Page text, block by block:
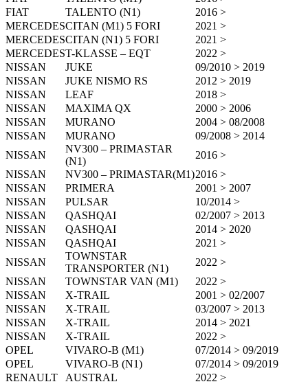
FIAT
TALENTO (N1)
2016 >
MERCEDESCITAN (M1) 5 FORI
2021 >
MERCEDESCITAN (N1) 5 FORI
2021 >
MERCEDEST-KLASSE – EQT
2022 >
NISSAN
JUKE
09/2010 > 2019
NISSAN
JUKE NISMO RS
2012 > 2019
NISSAN
LEAF
2018 >
NISSAN
MAXIMA QX
2000 > 2006
NISSAN
MURANO
2004 > 08/2008
NISSAN
MURANO
09/2008 > 2014
NISSAN
NV300 – PRIMASTAR
(N1)
2016 >
NISSAN
NV300 – PRIMASTAR(M1)2016 >
NISSAN
PRIMERA
2001 > 2007
NISSAN
PULSAR
10/2014 >
NISSAN
QASHQAI
02/2007 > 2013
NISSAN
QASHQAI
2014 > 2020
NISSAN
QASHQAI
2021 >
NISSAN
TOWNSTAR
TRANSPORTER (N1)
2022 >
NISSAN
TOWNSTAR VAN (M1)
2022 >
NISSAN
X-TRAIL
2001 > 02/2007
NISSAN
X-TRAIL
03/2007 > 2013
NISSAN
X-TRAIL
2014 > 2021
NISSAN
X-TRAIL
2022 >
OPEL
VIVARO-B (M1)
07/2014 > 09/2019
OPEL
VIVARO-B (N1)
07/2014 > 09/2019
RENAULT
AUSTRAL
2022 >